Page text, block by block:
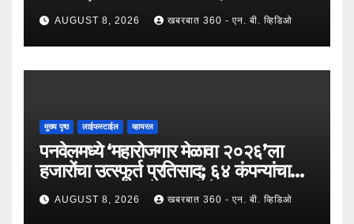
पगारवाढ
AUGUST 8, 2026 खबरबात 360 - एन. बी. व्हिडिओ
मुख्य पृष्ठ लाईफस्टाईल व्हायरल
पनवेलमध्ये ‘महारोजगार मेळावा २०२६’ला
हजारोंचा उत्स्फूर्त प्रतिसाद; ६४ कंपन्यांचा
सहभाग; २५०२ उमेदवारांनी घेतला लाभ !
AUGUST 8, 2026 खबरबात 360 - एन. बी. व्हिडिओ